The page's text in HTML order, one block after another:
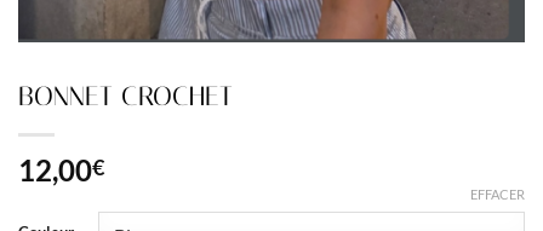
BONNET CROCHET
12,00€
EFFACER